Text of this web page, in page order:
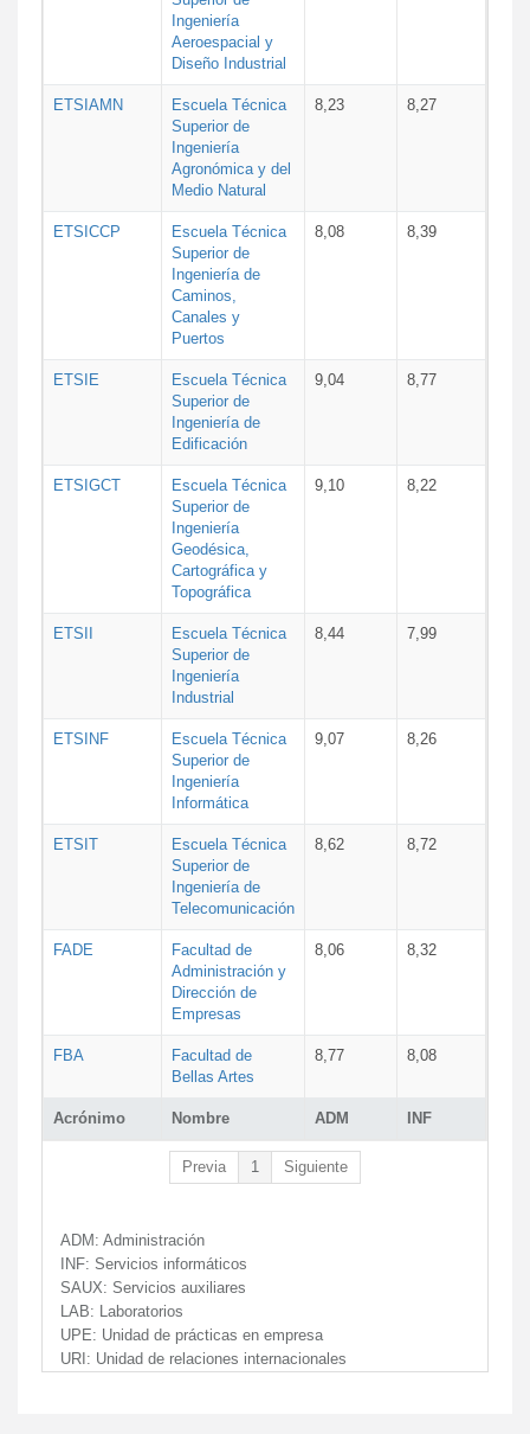
Acrónimo Nombre ADM INF
Ingeniería
Aeroespacial y
Diseño Industrial
ETSIAMN
Escuela Técnica
Superior de
Ingeniería
Agronómica y del
Medio Natural
8,23 8,27
ETSICCP
Escuela Técnica
Superior de
Ingeniería de
Caminos,
Canales y
Puertos
8,08 8,39
ETSIE
Escuela Técnica
Superior de
Ingeniería de
Edificación
9,04 8,77
ETSIGCT
Escuela Técnica
Superior de
Ingeniería
Geodésica,
Cartográfica y
Topográfica
9,10 8,22
ETSII
Escuela Técnica
Superior de
Ingeniería
Industrial
8,44 7,99
ETSINF
Escuela Técnica
Superior de
Ingeniería
Informática
9,07 8,26
ETSIT
Escuela Técnica
Superior de
Ingeniería de
Telecomunicación
8,62 8,72
FADE
Facultad de
Administración y
Dirección de
Empresas
8,06 8,32
FBA
Facultad de
Bellas Artes
8,77 8,08
Previa 1 Siguiente
ADM: Administración
INF: Servicios informáticos
SAUX: Servicios auxiliares
LAB: Laboratorios
UPE: Unidad de prácticas en empresa
URI: Unidad de relaciones internacionales